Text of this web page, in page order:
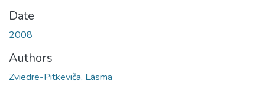
Date
2008
Authors
Zviedre-Pitkeviča, Lāsma